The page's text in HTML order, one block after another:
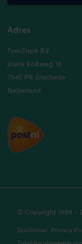
Adres
FysioTape B.V.
Josink Kolkweg 18
7545 PR Enschede
Nederland
© Copyright 1998 -
Disclaimer Privacy